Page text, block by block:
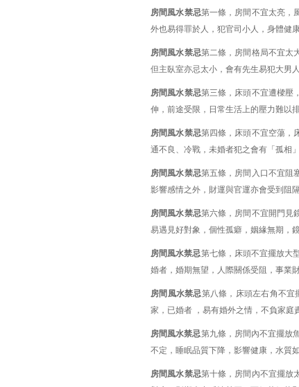
房間風水禁忌第一條，房間不宜太亮，
外也易得罪於人，犯官司小人，身體健
房間風水禁忌第二條，房間格局不宜太
但主臥室亦忌太小，會有先生易犯大男
房間風水禁忌第三條，床頭不宜遭樑壓
伸，前途受限，日常生活上的壓力難以
房間風水禁忌第四條，床頭不宜空蕩，
通不良、冷戰，未婚者犯之會有「孤相
房間風水禁忌第五條，房間入口不宜阻
影響感情之外，財運與官運亦會受到阻
房間風水禁忌第六條，房間不宜開門見
易遇見好對象，個性孤癖，姻緣無期，
房間風水禁忌第七條，床頭不宜擺放大
婚者，婚期無望，人際關係受阻，事業
房間風水禁忌第八條，床頭左右角不宜
家，已婚者 ，易有婚外之情，不負家庭
房間風水禁忌第九條，房間內不宜擺放
不定，睡眠品質下降，影響健康，水質
房間風水禁忌第十條，房間內不宜擺放